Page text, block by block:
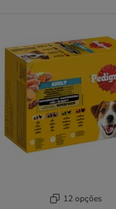
12 opções